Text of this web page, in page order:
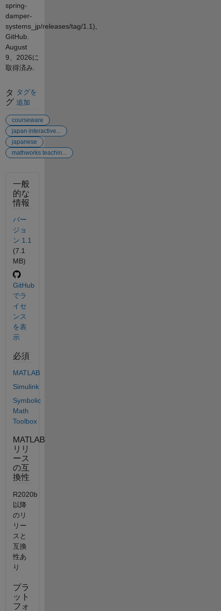
spring-
damper-
systems_jp/releases/tag/1.1),
GitHub.
August
9、2026に
取得済み.
タ
グ
タグを
追加
courseware
japan interactive...
japanese
mathworks teachin...
一般
的な
情報
バー
ジョ
ン 1.1
(7.1
MB)
GitHub
でラ
イセ
ンス
を表
示
必須
MATLAB
Simulink
Symbolic
Math
Toolbox
MATLAB
リリ
ース
の互
換性
R2020b
以降
のリ
リー
スと
互換
性あ
り
プラ
ット
フォ